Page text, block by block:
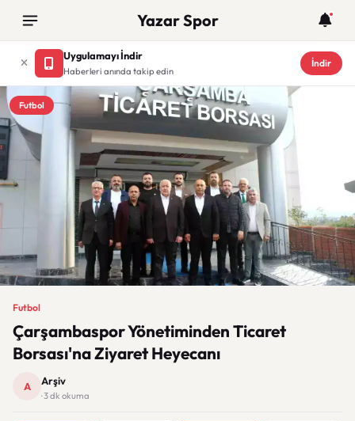
Yazar Spor
Uygulamayı İndir
Haberleri anında takip edin
İndir
Futbol
Futbol
Çarşambaspor Yönetiminden Ticaret
Borsası'na Ziyaret Heyecanı
A Arşiv
· 3 dk okuma